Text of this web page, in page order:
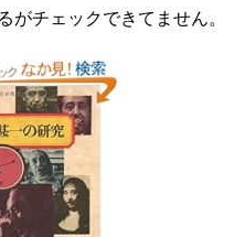
チェックできてません。